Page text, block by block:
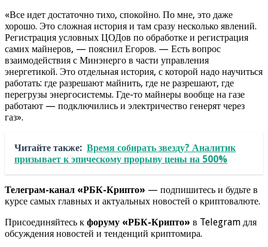
«Все идет достаточно тихо, спокойно. По мне, это даже
хорошо. Это сложная история и там сразу несколько явлений.
Регистрация условных ЦОДов по обработке и регистрация
самих майнеров, — пояснил Егоров. — Есть вопрос
взаимодействия с Минэнерго в части управления
энергетикой. Это отдельная история, с которой надо научиться
работать: где разрешают майнить, где не разрешают, где
перегрузы энергосистемы. Где-то майнеры вообще на газе
работают — подключились и электричество генерят через
газ».
Читайте также: Время собирать звезду? Аналитик
призывает к эпическому прорыву цены на 500%
Телеграм-канал «РБК-Крипто» — подпишитесь и будьте в
курсе самых главных и актуальных новостей о криптовалюте.
Присоединяйтесь к форуму «РБК-Крипто» в Telegram для
обсуждения новостей и тенденций криптомира.